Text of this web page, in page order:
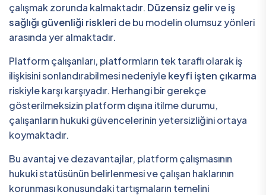
çalışmak zorunda kalmaktadır. Düzensiz gelirveiş
sağlığı güvenliği riskleri de bu modelin olumsuz yönleri
arasında yer almaktadır.
Platform çalışanları, platformların tek taraflı olarak iş
ilişkisini sonlandırabilmesi nedeniylekeyfi işten çıkarma
riskiyle karşı karşıyadır. Herhangi bir gerekçe
gösterilmeksizin platform dışına itilme durumu,
çalışanların hukuki güvencelerinin yetersizliğini ortaya
koymaktadır.
Bu avantaj ve dezavantajlar, platform çalışmasının
hukuki statüsünün belirlenmesi ve çalışan haklarının
korunması konusundaki tartışmaların temelini